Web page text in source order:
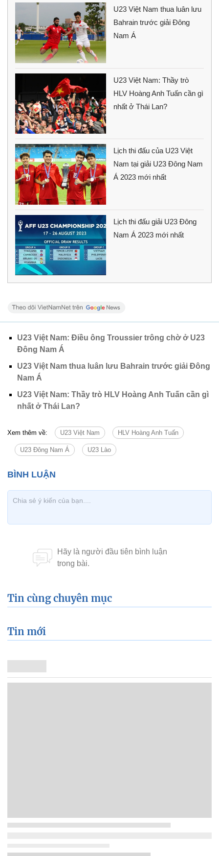
U23 Việt Nam thua luân lưu
Bahrain trước giải Đông
Nam Á
U23 Việt Nam: Thầy trò
HLV Hoàng Anh Tuấn cần gì
nhất ở Thái Lan?
Lịch thi đấu của U23 Việt
Nam tại giải U23 Đông Nam
Á 2023 mới nhất
Lịch thi đấu giải U23 Đông
Nam Á 2023 mới nhất
U23 Việt Nam: Điều ông Troussier trông chờ ở U23
Đông Nam Á
U23 Việt Nam thua luân lưu Bahrain trước giải Đông
Nam Á
U23 Việt Nam: Thầy trò HLV Hoàng Anh Tuấn cần gì
nhất ở Thái Lan?
Xem thêm về: U23 Việt Nam HLV Hoàng Anh Tuấn
U23 Đông Nam Á U23 Lào
Tin cùng chuyên mục
Tin mới